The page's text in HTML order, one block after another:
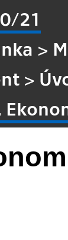
21
>
>